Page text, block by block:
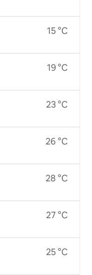
15 °C
19 °C
23 °C
26 °C
28 °C
27 °C
25 °C